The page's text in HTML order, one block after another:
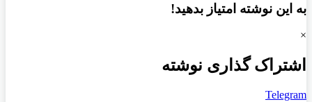
به این نوشته امتیاز بدهید!
×
اشتراک گذاری نوشته
Telegram